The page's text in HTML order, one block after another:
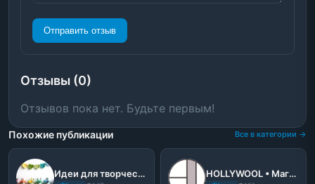
Отправить отзыв
Отзывы (0)
Отзывов пока нет. Будьте первым!
Похожие публикации Все в категории →
Идеи для творчества🎐 HOLLYWOOL • Магазин / Мастер-классы по вязанию